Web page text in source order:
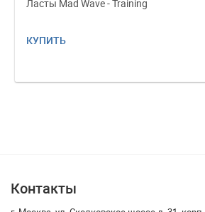
Ласты Mad Wave - Training
КУПИТЬ
Контакты